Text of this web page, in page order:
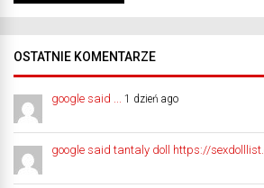
OSTATNIE KOMENTARZE
google said ... 1 dzień ago
google said tantaly doll https://